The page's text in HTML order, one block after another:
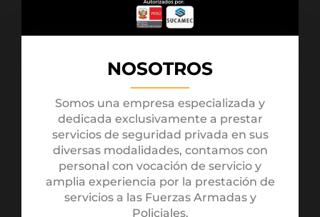
NOSOTROS
Somos una empresa especializada y
dedicada exclusivamente a prestar
servicios de seguridad privada en sus
diversas modalidades, contamos con
personal con vocación de servicio y
amplia experiencia por la prestación de
servicios a las Fuerzas Armadas y
Policiales.